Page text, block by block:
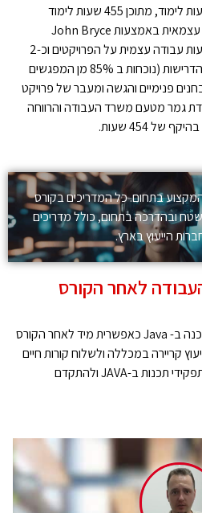
הקורס מתפרש על פני 762 שעות לימוד, מתוכן 455 שעות לימוד
אקדמיות, כ-105 שעות למידה עצמאית באמצעות John Bryce
online academy, כ- 200 שעות עבודה עצמית על הפרויקטים וכ-2
שעות – סדנה AI. עמידה בכל הדרישות (נוכחות ב 85% מן המפגשים
פנימיים והגשה ומעבר של פרויקט
גמר מטעם משרד העבודה והרווחה
בתחום. כל המדריכים בקורס
ובהדרכה בתחום, כולל מדריכים
הייעוץ בארץ.
לאחר הקורס
השתלבות בעבודה כמפתח תוכנה ב- Java כאפשרית מיד לאחר הקורס
קריירה במכללה ולשלוח קורות חיים
לחברות שונות. ניתן להתחיל בתפקידי תכנות ב-JAVA ולהתקדם